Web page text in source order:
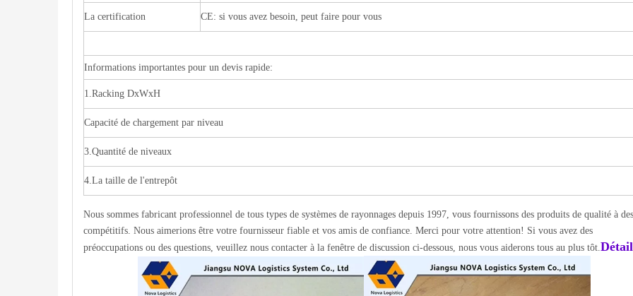
La certification CE: si vous avez besoin, peut faire pour vous
Informations importantes pour un devis rapide:
1.Racking DxWxH
Capacité de chargement par niveau
3.Quantité de niveaux
4.La taille de l'entrepôt
Nous sommes fabricant professionnel de tous types de systèmes de rayonnages depuis 1997, vous fournissons des produits de qualité à
compétitifs. Nous aimerions être votre fournisseur fiable et vos amis de confiance. Merci pour votre attention! Si vous avez des
préoccupations ou des questions, veuillez nous contacter à la fenêtre de discussion ci-dessous, nous vous aiderons tous au plus tôt.